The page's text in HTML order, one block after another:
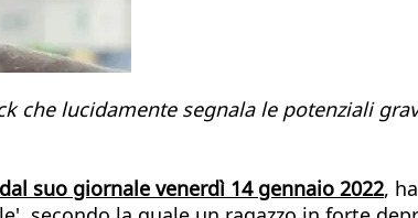
lucidamente segnala le potenziali
suo giornale venerdì 14 gennaio 2022,